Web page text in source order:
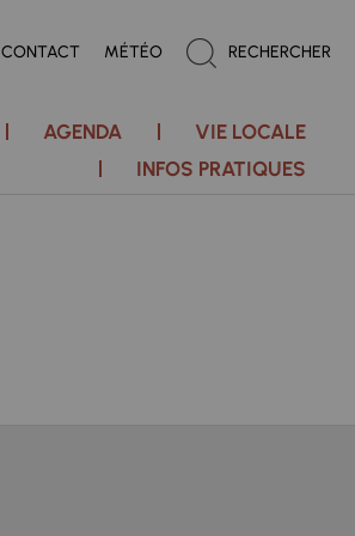
CONTACT MÉTÉO RECHERCHER
AGENDA
VIE LOCALE
INFOS PRATIQUES